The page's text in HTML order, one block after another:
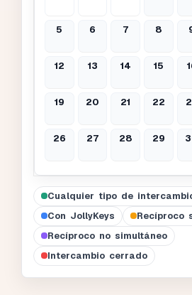
5 6 7 8
12 13 14 15
19 20 21 22
26 27 28 29
Cualquier tipo de
Con JollyKeys
Recíproco
Recíproco no simultáneo
Intercambio cerrado